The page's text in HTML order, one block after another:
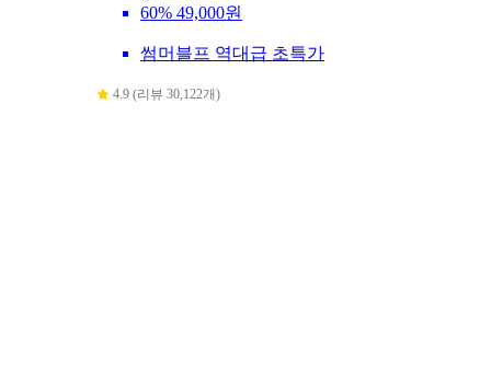
60% 49,000원
썸머블프 역대급 초특가
4.9 (리뷰 30,122개)